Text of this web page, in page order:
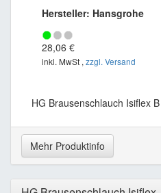
Hersteller: Hansgrohe
28,06 €
inkl. MwSt , zzgl. Versand
HG Brausenschlauch Isiflex
Mehr Produktinfo